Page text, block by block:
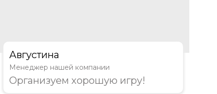
Августина
Организуем хорошую игру!
Менеджер нашей компании